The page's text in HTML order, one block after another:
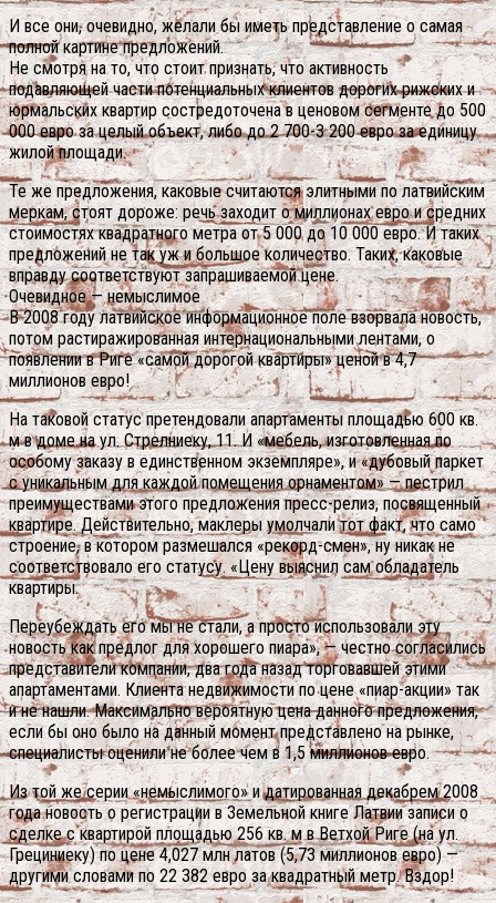
И все они, очевидно, желали бы иметь представление о самая
полной картине предложений.
Не смотря на то, что стоит признать, что активность
подавляющей части потенциальных клиентов дорогих рижских и
юрмальских квартир состредоточена в ценовом сегменте до 500
000 евро за целый объект, либо до 2 700-3 200 евро за единицу
жилой площади.
Те же предложения, каковые считаются элитными по латвийским
меркам, стоят дороже: речь заходит о миллионах евро и средних
стоимостях квадратного метра от 5 000 до 10 000 евро. И таких
предложений не так уж и большое количество. Таких, каковые
вправду соответствуют запрашиваемой цене.
Очевидное — немыслимое
В 2008 году латвийское информационное поле взорвала новость,
потом растиражированная интернациональными лентами, о
появлении в Риге «самой дорогой квартиры» ценой в 4,7
миллионов евро!
На таковой статус претендовали апартаменты площадью 600 кв.
м в доме на ул. Стрелниеку, 11. И «мебель, изготовленная по
особому заказу в единственном экземпляре», и «дубовый паркет
с уникальным для каждой помещения орнаментом» — пестрил
преимуществами этого предложения пресс-релиз, посвященный
квартире. Действительно, маклеры умолчали тот факт, что само
строение, в котором размешался «рекорд-смен», ну никак не
соответствовало его статусу. «Цену выяснил сам обладатель
квартиры.
Переубеждать его мы не стали, а просто использовали эту
новость как предлог для хорошего пиара», — честно согласились
представители компании, два года назад торговавшей этими
апартаментами. Клиента недвижимости по цене «пиар-акции» так
и не нашли. Максимально вероятную цена данного предложения,
если бы оно было на данный момент представлено на рынке,
специалисты оценили не более чем в 1,5 миллионов евро.
Из той же серии «немыслимого» и датированная декабрем 2008
года новость о регистрации в Земельной книге Латвии записи о
сделке с квартирой площадью 256 кв. м в Ветхой Риге (на ул.
Грециниеку) по цене 4,027 млн латов (5,73 миллионов евро) —
другими словами по 22 382 евро за квадратный метр. Вздор!